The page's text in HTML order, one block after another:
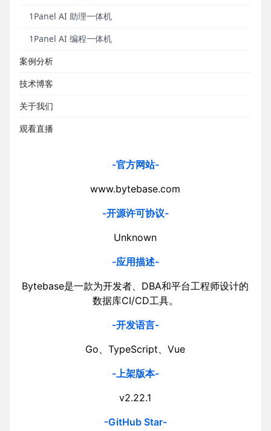
1Panel AI 助理一体机
1Panel AI 编程一体机
案例分析
技术博客
关于我们
观看直播
-官方网站-
www.bytebase.com
-开源许可协议-
Unknown
-应用描述-
Bytebase是一款为开发者、DBA和平台工程师设计的
数据库CI/CD工具。
-开发语言-
Go、TypeScript、Vue
-上架版本-
v2.22.1
-GitHub Star-